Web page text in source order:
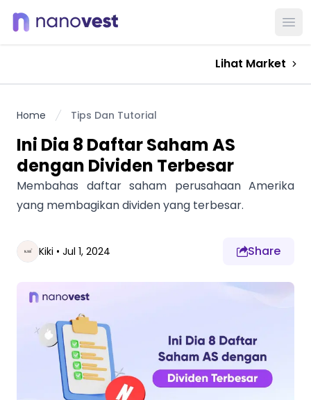
Lihat Market
Home Tips Dan Tutorial
Ini Dia 8 Daftar Saham AS
dengan Dividen Terbesar
Membahas daftar saham perusahaan Amerika
yang membagikan dividen yang terbesar.
Kiki • Jul 1, 2024 Share